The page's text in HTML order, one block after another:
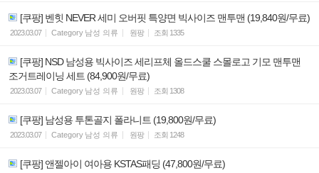
[쿠팡] 벤힛 NEVER 세미 오버핏 특양면 빅사이즈 맨투맨 (19,840원/무료)
2023.03.07 Category 남성 의류 원팡 조회 1335
[쿠팡] NSD 남성용 빅사이즈 세리프체 올드스쿨 스몰로고 기모 맨투맨
조거트레이닝 세트 (84,900원/무료)
2023.03.07 Category 남성 의류 원팡 조회 1308
[쿠팡] 남성용 투톤골지 폴라니트 (19,800원/무료)
2023.03.07 Category 남성 의류 원팡 조회 1248
[쿠팡] 앤젤아이 여아용 KSTAS패딩 (47,800원/무료)